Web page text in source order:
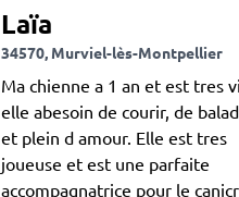
Laïa
34570, Murviel-lès-Montpellier
Ma chienne a 1 an et est tres
elle abesoin de courir, de
et plein d amour. Elle est tres
joueuse et est une parfaite
accompagnatrice pour le